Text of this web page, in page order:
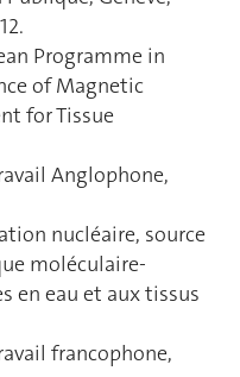
Programme in
of Magnetic
for Tissue
Anglophone,
nucléaire, source
moléculaire-
en eau et aux tissus
francophone,